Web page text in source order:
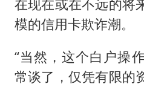
在现在或在不远的将
模的信用卡欺诈潮。
“当然，这个白户操
常谈了，仅凭有限的